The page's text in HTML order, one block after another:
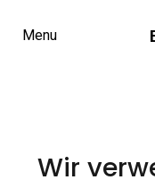
Menu
Wir